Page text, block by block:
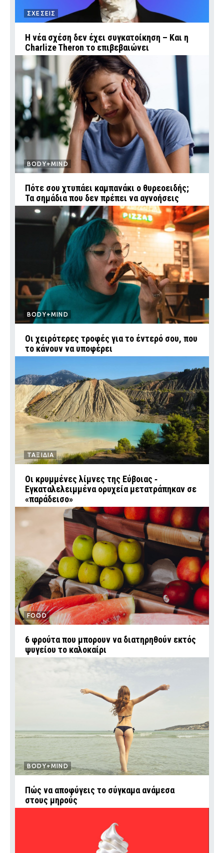
ΣΧΕΣΕΙΣ
Η νέα σχέση δεν έχει συγκατοίκηση – Και η
Charlize Theron το επιβεβαιώνει
BODY+MIND
Πότε σου χτυπάει καμπανάκι ο θυρεοειδής;
Τα σημάδια που δεν πρέπει να αγνοήσεις
BODY+MIND
Οι χειρότερες τροφές για το έντερό σου, που
το κάνουν να υποφέρει
ΤΑΞΙΔΙΑ
Οι κρυμμένες λίμνες της Εύβοιας ‑
Εγκαταλελειμμένα ορυχεία μετατράπηκαν σε
«παράδεισο»
FOOD
6 φρούτα που μπορουν να διατηρηθούν εκτός
ψυγείου το καλοκαίρι
BODY+MIND
Πώς να αποφύγεις το σύγκαμα ανάμεσα
στους μηρούς